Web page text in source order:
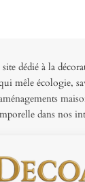
dédié à la
mêle écologie,
dans nos